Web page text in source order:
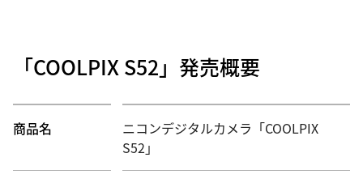
「COOLPIX S52」発売概要
商品名
ニコンデジタルカメラ「COOLPIX
S52」